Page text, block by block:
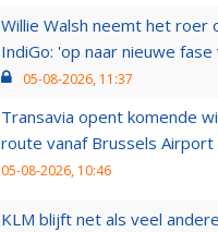
Willie Walsh neemt het roer
IndiGo: 'op naar nieuwe
05-08-2026, 11:37
Transavia opent komende
route vanaf Brussels Airport
05-08-2026, 10:46
KLM blijft net als veel andere